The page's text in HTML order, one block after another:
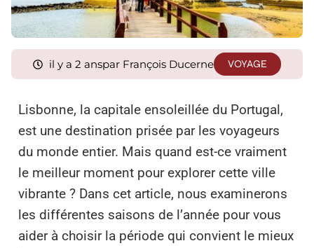
il y a 2 anspar François Ducerne VOYAGE
Lisbonne, la capitale ensoleillée du Portugal,
est une destination prisée par les voyageurs
du monde entier. Mais quand est-ce vraiment
le meilleur moment pour explorer cette ville
vibrante ? Dans cet article, nous examinerons
les différentes saisons de l’année pour vous
aider à choisir la période qui convient le mieux